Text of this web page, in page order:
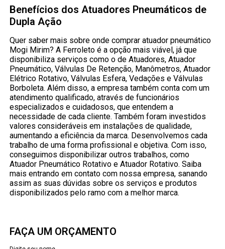
Benefícios dos Atuadores Pneumáticos de
Dupla Ação
Quer saber mais sobre onde comprar atuador pneumático
Mogi Mirim? A Ferroleto é a opção mais viável, já que
disponibiliza serviços como o de Atuadores, Atuador
Pneumático, Válvulas De Retenção, Manômetros, Atuador
Elétrico Rotativo, Válvulas Esfera, Vedações e Válvulas
Borboleta. Além disso, a empresa também conta com um
atendimento qualificado, através de funcionários
especializados e cuidadosos, que entendem a
necessidade de cada cliente. Também foram investidos
valores consideráveis em instalações de qualidade,
aumentando a eficiência da marca. Desenvolvemos cada
trabalho de uma forma profissional e objetiva. Com isso,
conseguimos disponibilizar outros trabalhos, como
Atuador Pneumático Rotativo e Atuador Rotativo. Saiba
mais entrando em contato com nossa empresa, sanando
assim as suas dúvidas sobre os serviços e produtos
disponibilizados pelo ramo com a melhor marca.
FAÇA UM ORÇAMENTO